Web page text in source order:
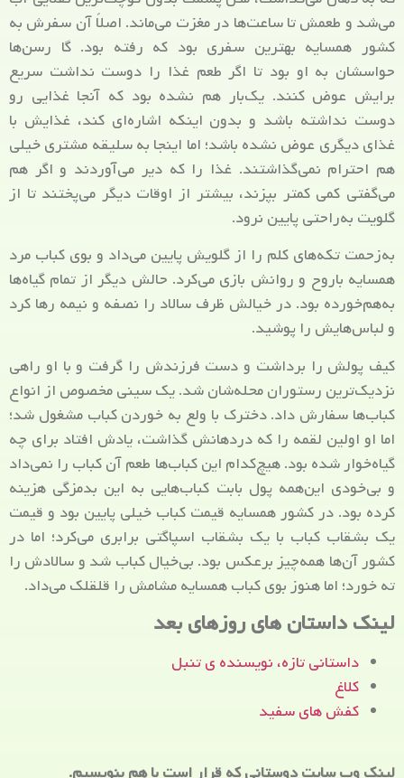
می‌شد و طعمش تا ساعت‌ها در مغزت می‌ماند. اصلاً آن سفرش به
کشور همسایه بهترین سفری بود که رفته بود. گا رسن‌ها
حواسشان به او بود تا اگر طعم غذا را دوست نداشت سریع
برایش عوض کنند. یک‌بار هم نشده بود که آنجا غذایی رو
دوست نداشته باشد و بدون اینکه اشاره‌ای کند، غذایش با
غذای دیگری عوض نشده باشد؛ اما اینجا به سلیقه مشتری خیلی
هم احترام نمی‌گذاشتند. غذا را که دیر می‌آوردند و اگر هم
می‌گفتی کمی کمتر بپزند، بیشتر از اوقات دیگر می‌پختند تا از
گلویت به‌راحتی پایین نرود.
به‌زحمت تکه‌های کلم را از گلویش پایین می‌داد و بوی کباب مرد
همسایه باروح و روانش بازی می‌کرد. حالش دیگر از تمام گیاه‌ها
به‌هم‌خورده بود. در خیالش ظرف سالاد را نصفه و نیمه رها کرد
و لباس‌هایش را پوشید.
کیف پولش را برداشت و دست فرزندش را گرفت و با او راهی
نزدیک‌ترین رستوران محله‌شان شد. یک سینی مخصوص از انواع
کباب‌ها سفارش داد. دخترک با ولع به خوردن کباب مشغول شد؛
اما او اولین لقمه را که دردهانش گذاشت، یادش افتاد برای چه
گیاه‌خوار شده بود. هیچ‌کدام این کباب‌ها طعم آن کباب را نمی‌داد
و بی‌خودی این‌همه پول بابت کباب‌هایی به این بدمزگی هزینه
کرده بود. در کشور همسایه قیمت کباب خیلی پایین بود و قیمت
یک بشقاب کباب با یک بشقاب اسپاگتی برابری می‌کرد؛ اما در
کشور آن‌ها همه‌چیز برعکس بود. بی‌خیال کباب شد و سالادش را
ته خورد؛ اما هنوز بوی کباب همسایه مشامش را قلقلک می‌داد.
لینک داستان های روزهای بعد
داستانی تازه، نویسنده ی تنبل
کلاغ
کفش های سفید